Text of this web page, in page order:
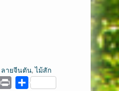
ลายจีนตัน,ไม้สัก
Print Share